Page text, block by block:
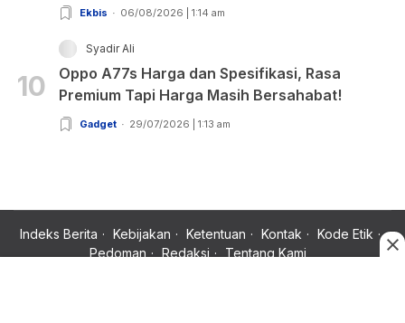
Ekbis 06/08/2026 | 1:14 am
10
Syadir Ali
Oppo A77s Harga dan Spesifikasi, Rasa
Premium Tapi Harga Masih Bersahabat!
Gadget 29/07/2026 | 1:13 am
Indeks Berita Kebijakan Ketentuan Kontak
Kode Etik
Pedoman
Redaksi Tentang Kami